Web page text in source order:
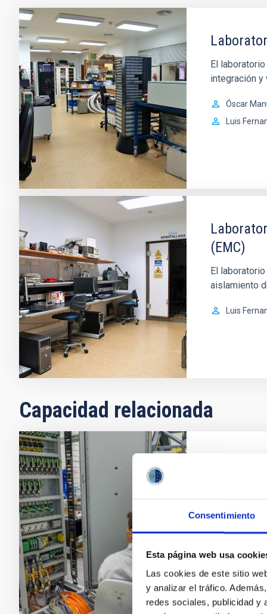
Consentimiento
Esta página web usa
Las cookies de este sitio
y analizar el tráfico.
redes sociales, publicidad y
El
integración
Óscar
Luis
(EMC)
El
aislamiento
Luis
Capacidad relacionada
científica, el
desarrollo